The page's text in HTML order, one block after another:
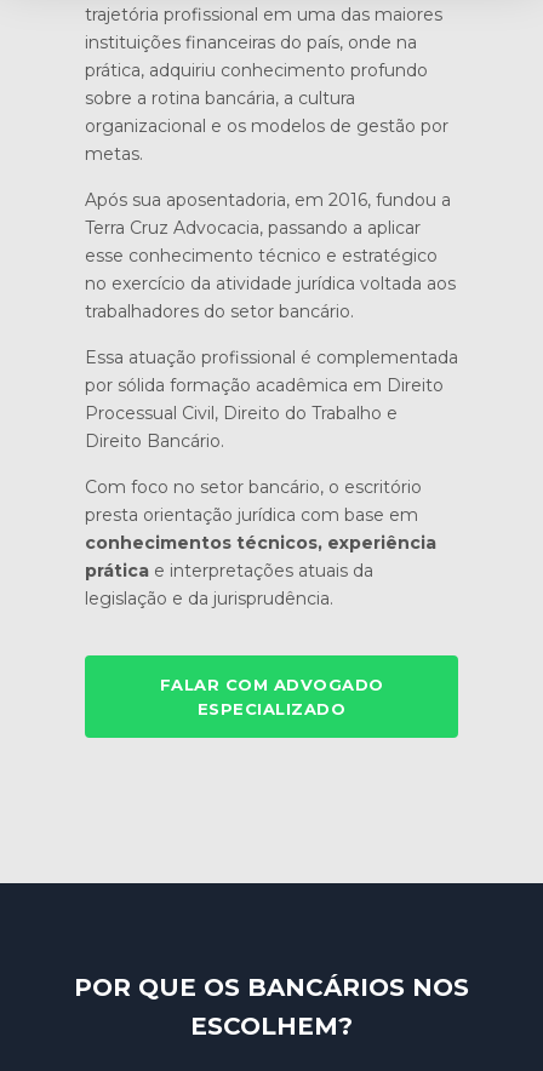
trajetória profissional em uma das maiores
instituições financeiras do país, onde na
prática, adquiriu conhecimento profundo
sobre a rotina bancária, a cultura
organizacional e os modelos de gestão por
metas.
Após sua aposentadoria, em 2016, fundou a
Terra Cruz Advocacia, passando a aplicar
esse conhecimento técnico e estratégico
no exercício da atividade jurídica voltada aos
trabalhadores do setor bancário.
Essa atuação profissional é complementada
por sólida formação acadêmica em Direito
Processual Civil, Direito do Trabalho e
Direito Bancário.
Com foco no setor bancário, o escritório
presta orientação jurídica com base em
conhecimentos técnicos, experiência
prática e interpretações atuais da
legislação e da jurisprudência.
FALAR COM ADVOGADO
ESPECIALIZADO
POR QUE OS BANCÁRIOS NOS
ESCOLHEM?